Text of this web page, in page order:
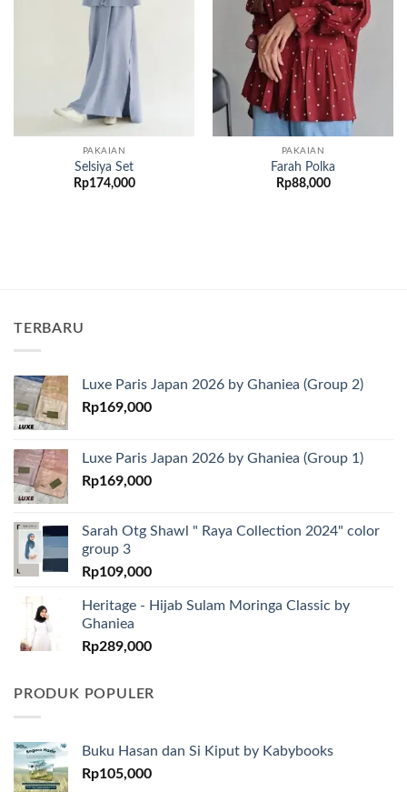
PAKAIAN
Selsiya Set
Rp174,000
wishlist
PAKAIAN
Farah Polka
Rp88,000
TERBARU
Luxe Paris Japan 2026 by Ghaniea (Group 2)
Rp169,000
Luxe Paris Japan 2026 by Ghaniea (Group 1)
Rp169,000
Sarah Otg Shawl " Raya Collection 2024" color
group 3
Rp109,000
Heritage - Hijab Sulam Moringa Classic by
Ghaniea
Rp289,000
PRODUK POPULER
Buku Hasan dan Si Kiput by Kabybooks
Rp105,000